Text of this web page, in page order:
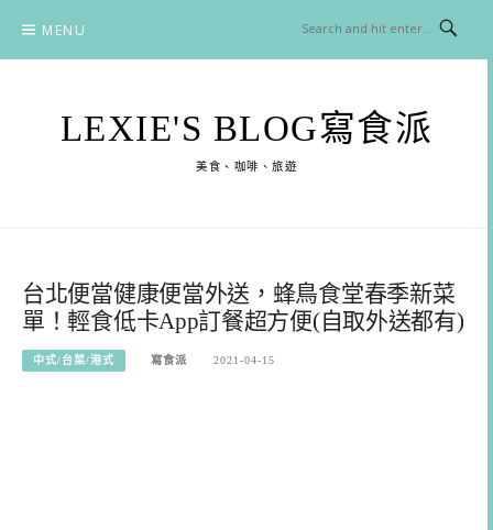
content
MENU
LEXIE'S BLOG寫食派
美食、咖啡、旅遊
台北便當健康便當外送，蜂鳥食堂春季新菜
單！輕食低卡App訂餐超方便(自取外送都有)
中式/台菜/港式 寫食派 2021-04-15